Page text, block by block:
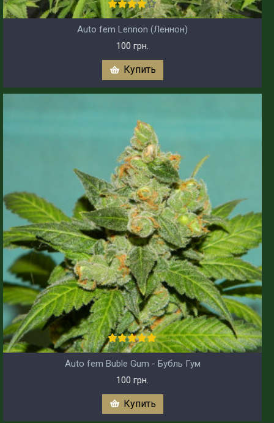
Auto fem Lennon (Леннон)
100 грн.
Купить
Auto fem Buble Gum - Бубль Гум
100 грн.
Купить